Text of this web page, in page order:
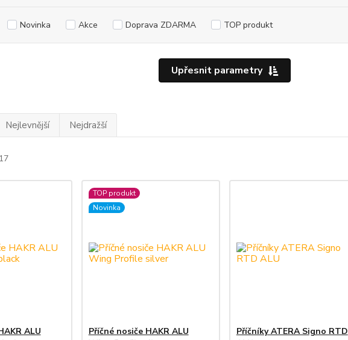
Upřesnit parametry
Novinka Akce Doprava ZDARMA TOP produkt
Nejlevnější Nejdražší
ALU
TOP produkt
Novinka
Příčné nosiče HAKR ALU
Příčníky ATERA Signo RTD